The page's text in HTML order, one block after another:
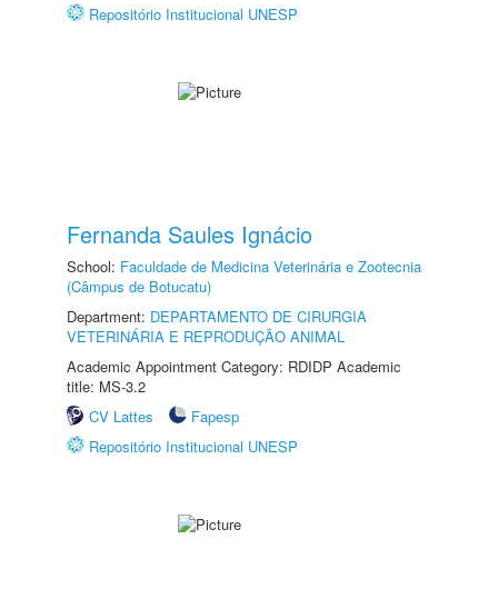
Repositório Institucional UNESP
Fernanda Saules Ignácio
School: Faculdade de Medicina Veterinária e Zootecnia
(Câmpus de Botucatu)
Department: DEPARTAMENTO DE CIRURGIA
VETERINÁRIA E REPRODUÇÃO ANIMAL
Academic Appointment Category: RDIDP Academic
title: MS-3.2
CV Lattes
Fapesp
Repositório Institucional UNESP